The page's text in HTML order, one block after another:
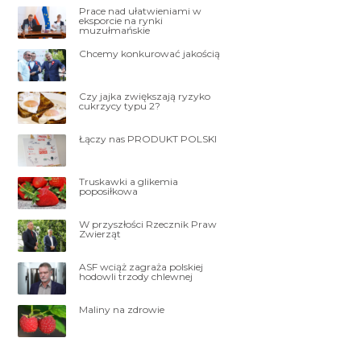
Prace nad ułatwieniami w
eksporcie na rynki
muzułmańskie
Chcemy konkurować jakością
Czy jajka zwiększają ryzyko
cukrzycy typu 2?
Łączy nas PRODUKT POLSKI
Truskawki a glikemia
poposiłkowa
W przyszłości Rzecznik Praw
Zwierząt
ASF wciąż zagraża polskiej
hodowli trzody chlewnej
Maliny na zdrowie